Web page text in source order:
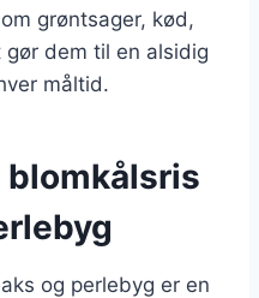
grøntsager, kød,
dem til en alsidig
måltid.
blomkålsris
og perlebyg er en